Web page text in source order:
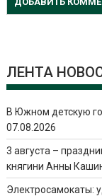
ЛЕНТА
В Южном детскую
07.08.2026
3 августа –
княгини Анны
Электросамокаты: